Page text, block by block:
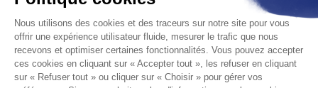
Principalement
destinés
au
triage
et